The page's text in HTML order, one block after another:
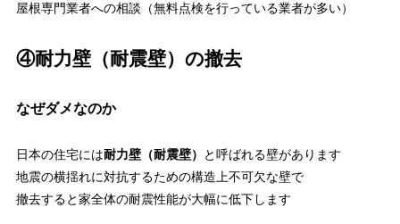
屋根専門業者への相談（無料点検を行っている業者が多い）
④耐力壁（耐震壁）の撤去
なぜダメなのか
日本の住宅には耐力壁（耐震壁）
と呼ばれる壁があります
地震の横揺れに対抗するための構造上不可欠な壁で
撤去すると家全体の耐震性能が大幅に低下します